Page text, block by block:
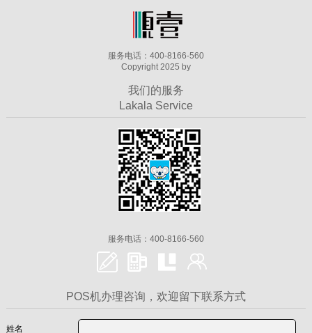
服务电话：400-8166-560
Copyright 2025 by
我们的服务
Lakala Service
服务电话：400-8166-560
POS机办理咨询，欢迎留下联系方式
姓名